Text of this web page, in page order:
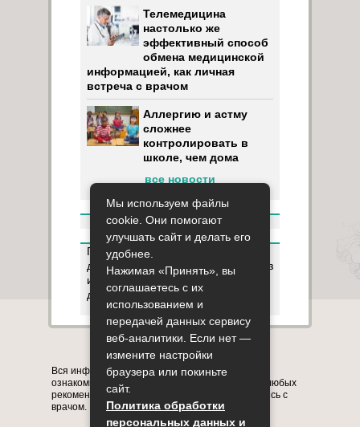
Телемедицина
настолько же
эффективный способ
обмена медицинской
информацией, как личная
встреча с врачом
Аллергию и астму
сложнее
контролировать в
школе, чем дома
все новости
Пользуясь данным ресурсом вы
даёте разрешение на сбор, анализ
и хранение своих персональных
данных согласно Правилам
Карта сайта О сайте Контакты
Вся информация на сайте представлена в
ознакомительных целях. Перед применением любых
рекомендаций обязательно проконсультируйтесь с
врачом.
Мы используем файлы
cookie. Они помогают
улучшать сайт и делать его
удобнее.
Нажимая «Принять», вы
соглашаетесь с их
использованием и
передачей данных сервису
веб-аналитики. Если нет —
измените настройки
браузера или покиньте
сайт.
Политика обработки
персональных данных и